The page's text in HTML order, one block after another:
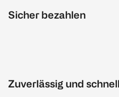
Sicher bezahlen
Zuverlässig und